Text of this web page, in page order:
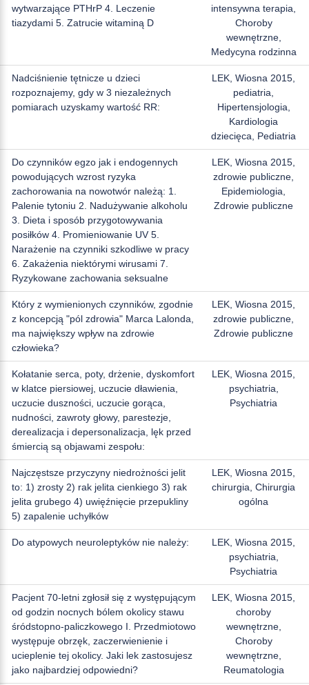
wytwarzające PTHrP 4. Leczenie
tiazydami 5. Zatrucie witaminą D
intensywna terapia,
Choroby
wewnętrzne,
Medycyna rodzinna
Nadciśnienie tętnicze u dzieci
rozpoznajemy, gdy w 3 niezależnych
pomiarach uzyskamy wartość RR:
LEK, Wiosna 2015,
pediatria,
Hipertensjologia,
Kardiologia
dziecięca, Pediatria
Do czynników egzo jak i endogennych
powodujących wzrost ryzyka
zachorowania na nowotwór należą: 1.
Palenie tytoniu 2. Nadużywanie alkoholu
3. Dieta i sposób przygotowywania
posiłków 4. Promieniowanie UV 5.
Narażenie na czynniki szkodliwe w pracy
6. Zakażenia niektórymi wirusami 7.
Ryzykowane zachowania seksualne
LEK, Wiosna 2015,
zdrowie publiczne,
Epidemiologia,
Zdrowie publiczne
Który z wymienionych czynników, zgodnie
z koncepcją "pól zdrowia" Marca Lalonda,
ma największy wpływ na zdrowie
człowieka?
LEK, Wiosna 2015,
zdrowie publiczne,
Zdrowie publiczne
Kołatanie serca, poty, drżenie, dyskomfort
w klatce piersiowej, uczucie dławienia,
uczucie duszności, uczucie gorąca,
nudności, zawroty głowy, parestezje,
derealizacja i depersonalizacja, lęk przed
śmiercią są objawami zespołu:
LEK, Wiosna 2015,
psychiatria,
Psychiatria
Najczęstsze przyczyny niedrożności jelit
to: 1) zrosty 2) rak jelita cienkiego 3) rak
jelita grubego 4) uwięźnięcie przepukliny
5) zapalenie uchyłków
LEK, Wiosna 2015,
chirurgia, Chirurgia
ogólna
Do atypowych neuroleptyków nie należy:
LEK, Wiosna 2015,
psychiatria,
Psychiatria
Pacjent 70-letni zgłosił się z występującym
od godzin nocnych bólem okolicy stawu
śródstopno-paliczkowego I. Przedmiotowo
występuje obrzęk, zaczerwienienie i
ucieplenie tej okolicy. Jaki lek zastosujesz
jako najbardziej odpowiedni?
LEK, Wiosna 2015,
choroby
wewnętrzne,
Choroby
wewnętrzne,
Reumatologia